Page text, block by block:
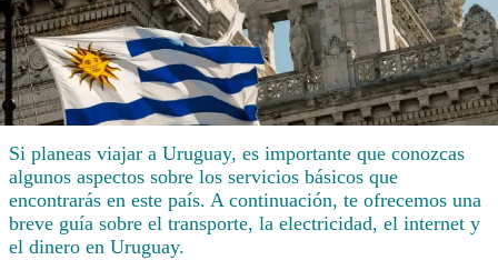
Si planeas viajar a Uruguay, es importante que conozcas
algunos aspectos sobre los servicios básicos que
encontrarás en este país. A continuación, te ofrecemos una
breve guía sobre el transporte, la electricidad, el internet y
el dinero en Uruguay.